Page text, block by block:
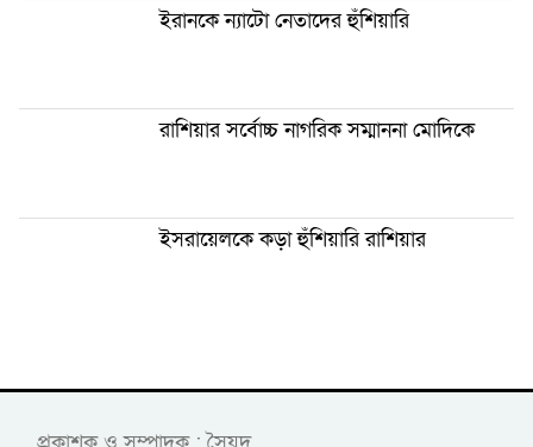
ইরানকে ন্যাটো নেতাদের হুঁশিয়ারি
রাশিয়ার সর্বোচ্চ নাগরিক সম্মাননা মোদিকে
ইসরায়েলকে কড়া হুঁশিয়ারি রাশিয়ার